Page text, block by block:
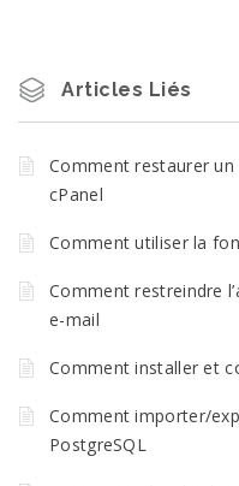
Articles Liés
Comment restaurer un
cPanel
Comment utiliser la
Comment restreindre
e-mail
Comment installer et
Comment importer/
PostgreSQL